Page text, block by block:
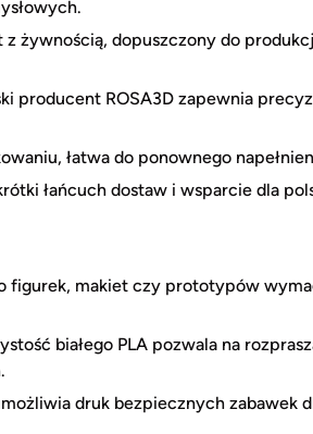
żywnością, dopuszczony do
producent ROSA3D zapewnia
łatwa do ponownego
łańcuch dostaw i wsparcie dla
figurek, makiet czy prototypów
białego PLA pozwala na
druk bezpiecznych zabawek